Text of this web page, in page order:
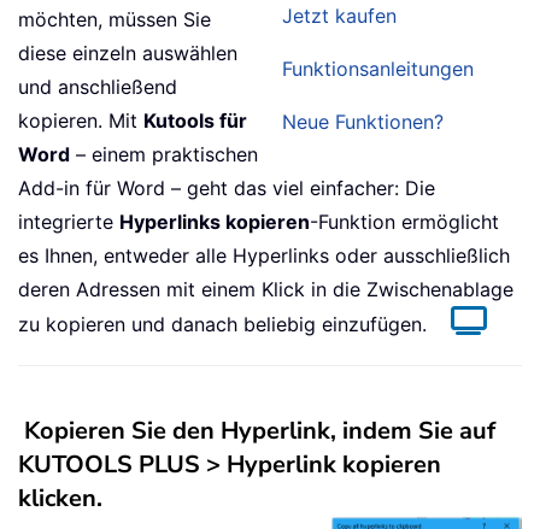
Jetzt kaufen
Funktionsanleitungen
Neue Funktionen?
möchten, müssen Sie
diese einzeln auswählen
und anschließend
kopieren. Mit Kutools für
Word – einem praktischen
Add-in für Word – geht das viel einfacher: Die
integrierte Hyperlinks kopieren-Funktion ermöglicht
es Ihnen, entweder alle Hyperlinks oder ausschließlich
deren Adressen mit einem Klick in die Zwischenablage
zu kopieren und danach beliebig einzufügen.
Kopieren Sie den Hyperlink, indem Sie auf
KUTOOLS PLUS > Hyperlink kopieren
klicken.